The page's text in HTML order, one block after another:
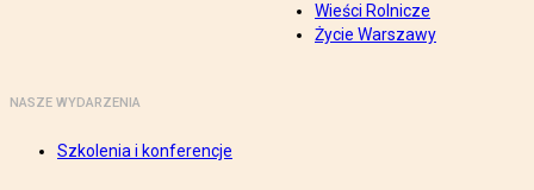
Wieści Rolnicze
Życie Warszawy
NASZE WYDARZENIA
Szkolenia i konferencje